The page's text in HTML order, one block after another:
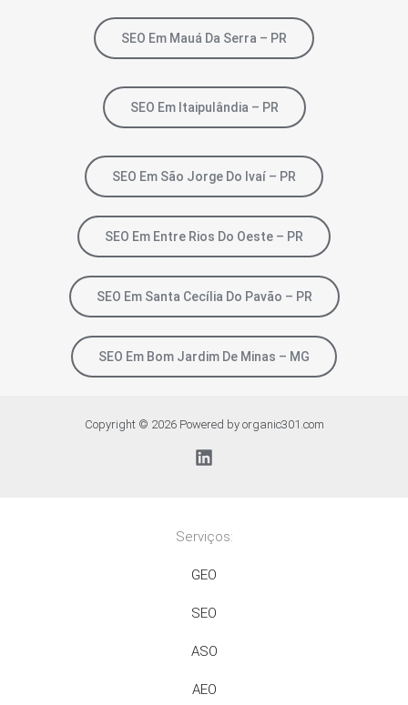
SEO Em Mauá Da Serra – PR
SEO Em Itaipulândia – PR
SEO Em São Jorge Do Ivaí – PR
SEO Em Entre Rios Do Oeste – PR
SEO Em Santa Cecília Do Pavão – PR
SEO Em Bom Jardim De Minas – MG
Copyright © 2026 Powered by organic301.com
Serviços:
GEO
SEO
ASO
AEO